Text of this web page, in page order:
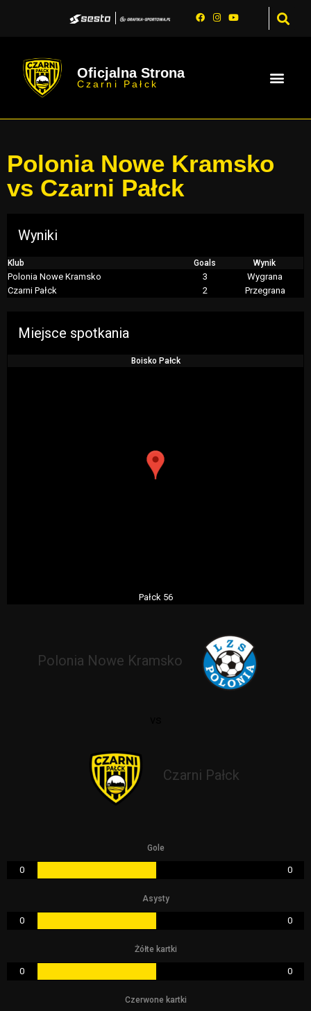
Oficjalna Strona
Czarni Pałck
Polonia Nowe Kramsko
vs Czarni Pałck
Wyniki
Klub Goals Wynik
Polonia Nowe Kramsko 3
Wygrana
Czarni Pałck
2 Przegrana
Miejsce spotkania
Boisko Pałck
Pałck 56
Polonia Nowe Kramsko
Czarni Pałck
Gole
0 0
Asysty
0 0
Żółte kartki
0 0
Czerwone kartki